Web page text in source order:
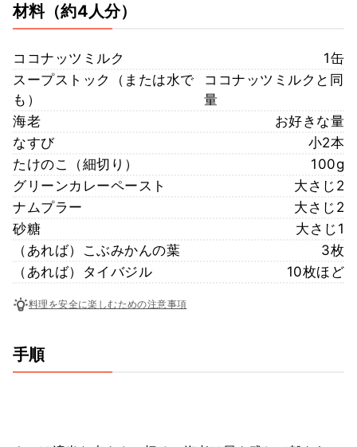
材料（約4人分）
ココナッツミルク
1缶
スープストック（または水で
も）
ココナッツミルクと同
量
海老
お好きな量
なすび
小2本
たけのこ（細切り）
100g
グリーンカレーペースト
大さじ2
ナムプラー
大さじ2
砂糖
大さじ1
（あれば）こぶみかんの葉
3枚
（あれば）タイバジル
10枚ほど
料理を安全に楽しむための注意事項
手順